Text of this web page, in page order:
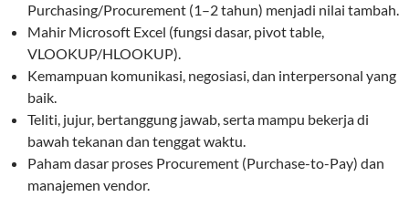
Purchasing/Procurement (1–2 tahun) menjadi nilai tambah.
Mahir Microsoft Excel (fungsi dasar, pivot table,
VLOOKUP/HLOOKUP).
Kemampuan komunikasi, negosiasi, dan interpersonal yang
baik.
Teliti, jujur, bertanggung jawab, serta mampu bekerja di
bawah tekanan dan tenggat waktu.
Paham dasar proses Procurement (Purchase-to-Pay) dan
manajemen vendor.